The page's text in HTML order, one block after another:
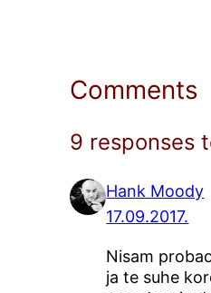
Comments
9 responses
Hank Moody
17.09.2017.
Nisam
ja te suhe